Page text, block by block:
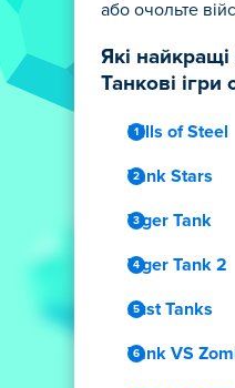
або очольте
Які
Танкові ігри
Hills of Steel
Tank Stars
Tiger Tank
Tiger Tank 2
Just Tanks
Tank VS